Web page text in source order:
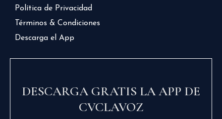
Política de Privacidad
Términos & Condiciones
Descarga el App
DESCARGA GRATIS LA APP DE
CVCLAVOZ